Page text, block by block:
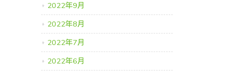
2022年9月
2022年8月
2022年7月
2022年6月